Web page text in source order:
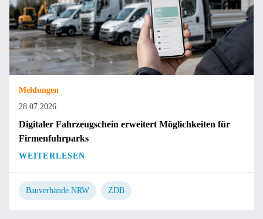
Meldungen
28.07.2026
Digitaler Fahrzeugschein erweitert Möglichkeiten für
Firmenfuhrparks
WEITERLESEN
Bauverbände.NRW ZDB